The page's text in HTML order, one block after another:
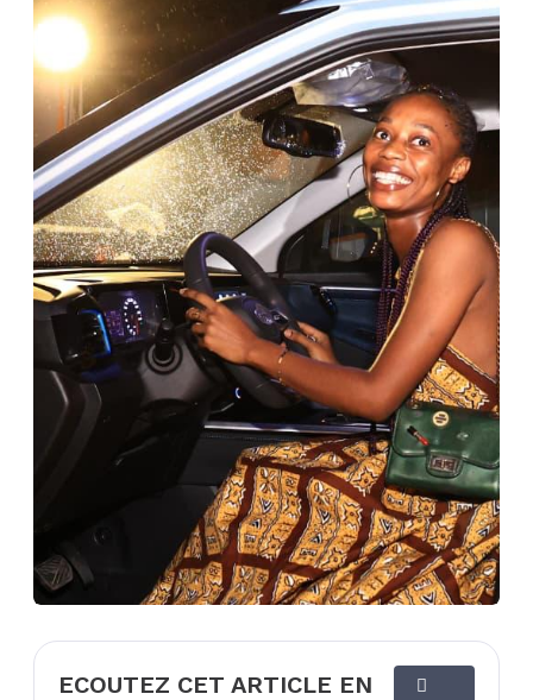
ECOUTEZ CET ARTICLE EN